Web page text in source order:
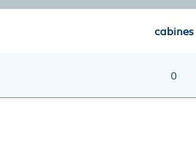
cabines
0